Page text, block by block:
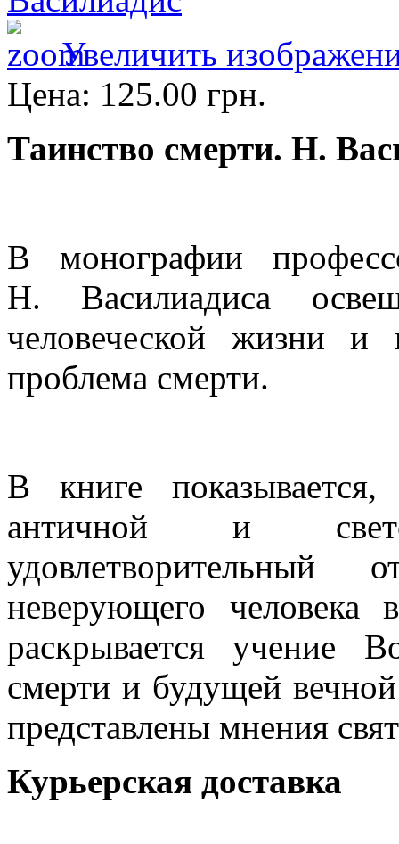
Увеличить
Цена: 125.00 грн.
Таинство смерти. Н.
В монографии
Н. Василиадиса
человеческой жизни и
проблема смерти.
В книге
античной и
неверующего
раскрывается учение
смерти и будущей
представлены мнения
Курьерская доставка